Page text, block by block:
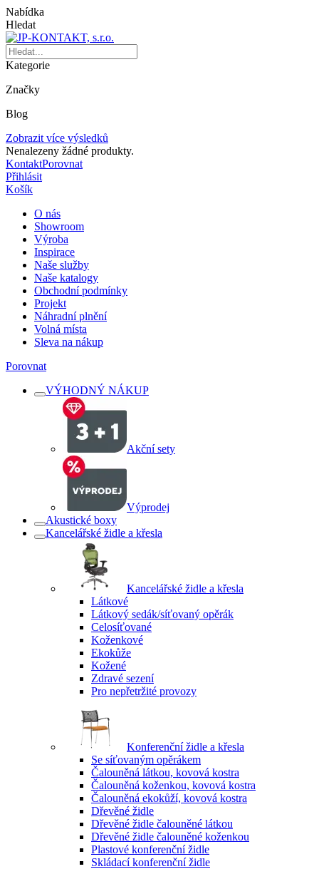
Nabídka
Hledat
Kategorie
Značky
Blog
Zobrazit více výsledků
Nenalezeny žádné produkty.
KontaktPorovnat
Přihlásit
Košík
O nás
Showroom
Výroba
Inspirace
Naše služby
Naše katalogy
Obchodní podmínky
Projekt
Náhradní plnění
Volná místa
Sleva na nákup
Porovnat
VÝHODNÝ NÁKUP
Akční sety
Výprodej
Akustické boxy
Kancelářské židle a křesla
Kancelářské židle a křesla
Látkové
Látkový sedák/síťovaný opěrák
Celosíťované
Koženkové
Ekokůže
Kožené
Zdravé sezení
Pro nepřetržité provozy
Konferenční židle a křesla
Se síťovaným opěrákem
Čalouněná látkou, kovová kostra
Čalouněná koženkou, kovová kostra
Čalouněná ekokůží, kovová kostra
Dřevěné židle
Dřevěné židle čalouněné látkou
Dřevěné židle čalouněné koženkou
Plastové konferenční židle
Skládací konferenční židle